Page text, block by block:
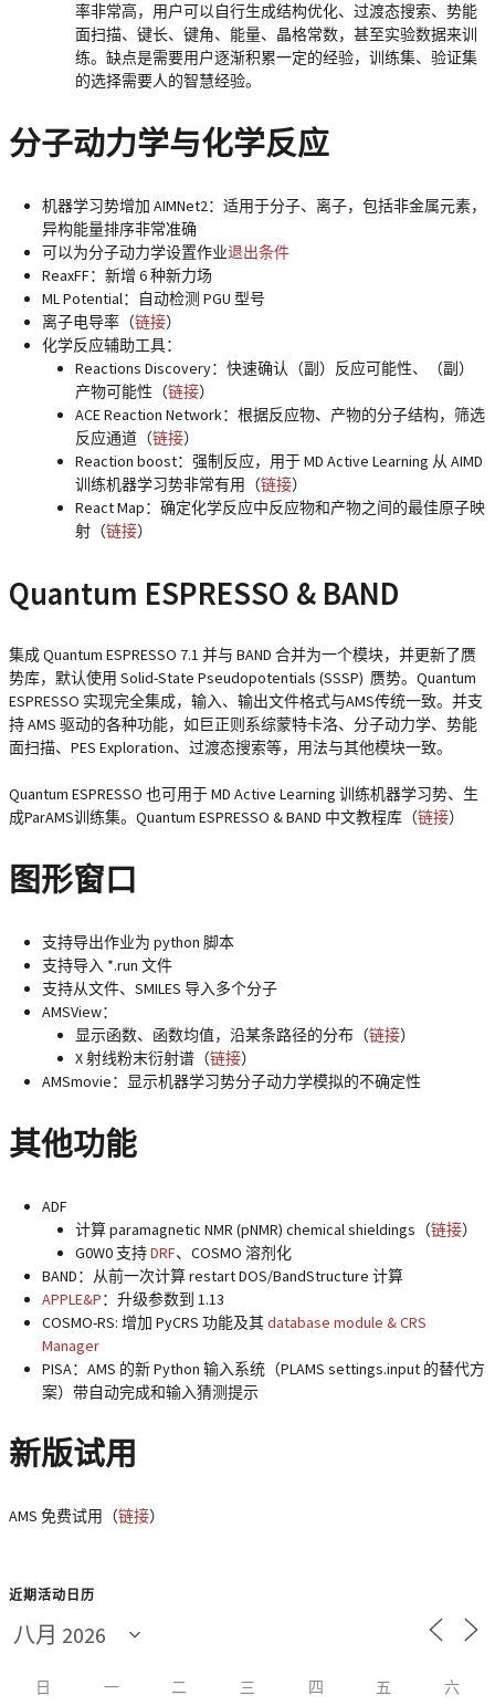
率非常高，用户可以自行生成结构优化、过渡态搜索、势能
面扫描、键长、键角、能量、晶格常数，甚至实验数据来训
练。缺点是需要用户逐渐积累一定的经验，训练集、验证集
的选择需要人的智慧经验。
分子动力学与化学反应
机器学习势增加 AIMNet2：适用于分子、离子，包括非金属元素，
异构能量排序非常准确
可以为分子动力学设置作业退出条件
ReaxFF：新增 6 种新力场
ML Potential：自动检测 PGU 型号
离子电导率（链接）
化学反应辅助工具：
Reactions Discovery：快速确认（副）反应可能性、（副）
产物可能性（链接）
ACE Reaction Network：根据反应物、产物的分子结构，筛选
反应通道（链接）
Reaction boost：强制反应，用于 MD Active Learning 从 AIMD
训练机器学习势非常有用（链接）
React Map：确定化学反应中反应物和产物之间的最佳原子映
射（链接）
Quantum ESPRESSO & BAND
集成 Quantum ESPRESSO 7.1 并与 BAND 合并为一个模块，并更新了赝
势库，默认使用 Solid-State Pseudopotentials (SSSP) 赝势。Quantum
ESPRESSO 实现完全集成，输入、输出文件格式与AMS传统一致。并支
持 AMS 驱动的各种功能，如巨正则系综蒙特卡洛、分子动力学、势能
面扫描、PES Exploration、过渡态搜索等，用法与其他模块一致。
Quantum ESPRESSO 也可用于 MD Active Learning 训练机器学习势、生
成ParAMS训练集。Quantum ESPRESSO & BAND 中文教程库（链接）
图形窗口
支持导出作业为 python 脚本
支持导入 *.run 文件
支持从文件、SMILES 导入多个分子
AMSView：
显示函数、函数均值，沿某条路径的分布（链接）
X 射线粉末衍射谱（链接）
AMSmovie：显示机器学习势分子动力学模拟的不确定性
其他功能
ADF
计算 paramagnetic NMR (pNMR) chemical shieldings（链接）
G0W0 支持DRF、COSMO 溶剂化
BAND：从前一次计算 restart DOS/BandStructure 计算
APPLE&P：升级参数到 1.13
COSMO-RS: 增加 PyCRS 功能及其database module & CRS
Manager
PISA：AMS 的新 Python 输入系统（PLAMS settings.input 的替代方
案）带自动完成和输入猜测提示
新版试用
AMS 免费试用（链接）
近期活动日历
日 一 二 三 四 五 六